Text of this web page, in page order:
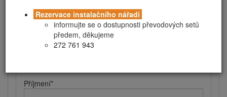
Kontaktní a fakturační údaje
Jméno*
Příjmení*
Rezervace instalačního nářadí
informujte se o dostupnosti převodových setů
předem, děkujeme
272 761 943